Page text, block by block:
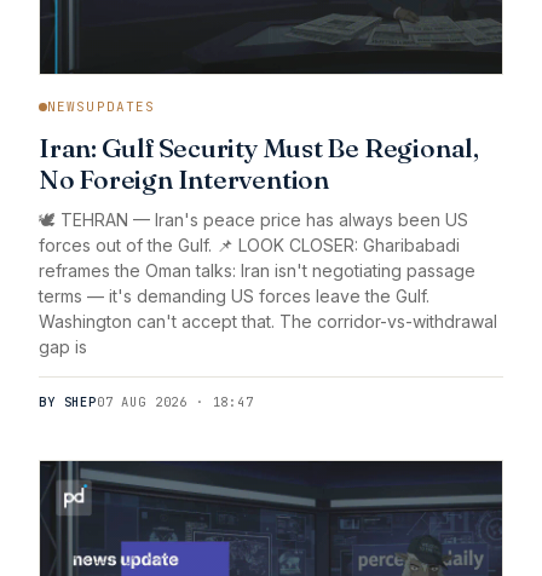
NEWSUPDATES
Iran: Gulf Security Must Be Regional,
No Foreign Intervention
🕊️ TEHRAN — Iran's peace price has always been US
forces out of the Gulf. 📌 LOOK CLOSER: Gharibabadi
reframes the Oman talks: Iran isn't negotiating passage
terms — it's demanding US forces leave the Gulf.
Washington can't accept that. The corridor-vs-withdrawal
gap is
BY SHEP07 AUG 2026 · 18:47